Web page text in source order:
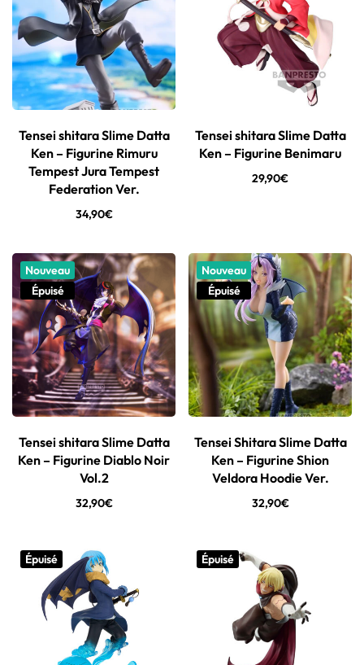
Tensei shitara Slime Datta
Ken – Figurine Rimuru
Tempest Jura Tempest
Federation Ver.
34,90€
Tensei shitara Slime Datta
Ken – Figurine Benimaru
29,90€
Nouveau
Épuisé
Tensei shitara Slime Datta
Ken – Figurine Diablo Noir
Vol.2
32,90€
Nouveau
Épuisé
Tensei Shitara Slime Datta
Ken – Figurine Shion
Veldora Hoodie Ver.
32,90€
Épuisé Épuisé